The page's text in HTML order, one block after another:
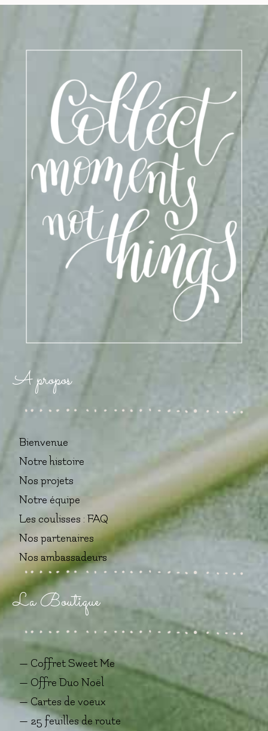
A propos
Bienvenue
Notre histoire
Nos projets
Notre équipe
Les coulisses : FAQ
Nos partenaires
Nos ambassadeurs
La Boutique
— Coffret Sweet Me
— Offre Duo Noël
— Cartes de voeux
— 25 feuilles de route